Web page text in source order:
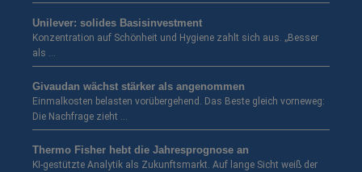
Unilever: solides Basisinvestment
Konzentration auf Schönheit und Hygiene zahlt sich aus. „Besser
als …
Givaudan wächst stärker als angenommen
Einmalkosten belasten vorübergehend. Das Beste gleich vorneweg:
Die Nachfrage zieht …
Thermo Fisher hebt die Jahresprognose an
KI-gestützte Analytik als Zukunftsmarkt. Auf lange Sicht weiß der